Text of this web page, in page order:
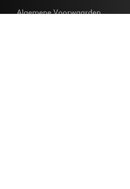
Algemene Voorwaarden